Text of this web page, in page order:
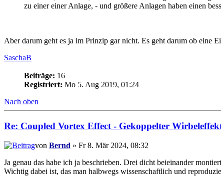
zu einer einer Anlage, - und größere Anlagen haben einen
Aber darum geht es ja im Prinzip gar nicht. Es geht darum ob eine
SaschaB
Beiträge: 16
Registriert: Mo 5. Aug 2019, 01:24
Nach oben
Re: Coupled Vortex Effect - Gekoppelter
von Bernd » Fr 8. Mär 2024, 08:32
Ja genau das habe ich ja beschrieben. Drei dicht beieinander
Wichtig dabei ist, das man halbwegs wissenschaftlich und